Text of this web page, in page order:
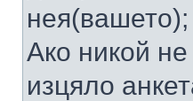
Ако никой
изцяло